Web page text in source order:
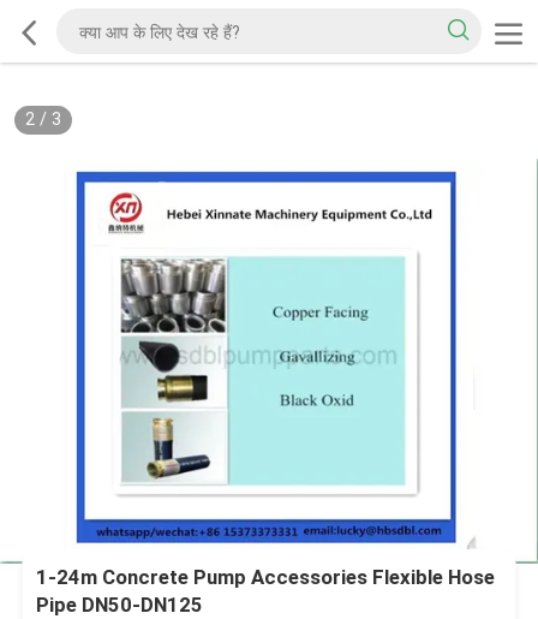
2/ 3
1-24m Concrete Pump Accessories Flexible Hose
Pipe DN50-DN125